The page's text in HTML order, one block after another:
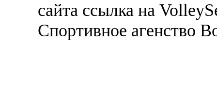
сайта ссылка на
Спортивное агенство